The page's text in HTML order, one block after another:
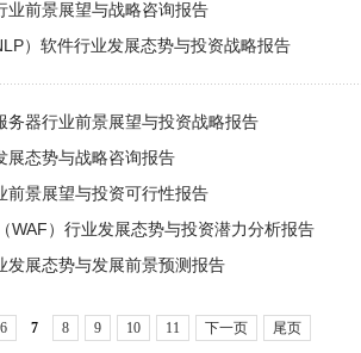
业前景展望与战略咨询报告
）软件行业发展态势与投资战略报告
器行业前景展望与投资战略报告
展态势与战略咨询报告
前景展望与投资可行性报告
WAF）行业发展态势与投资潜力分析报告
展态势与发展前景预测报告
6 7 8 9 10 11 下一页 尾页